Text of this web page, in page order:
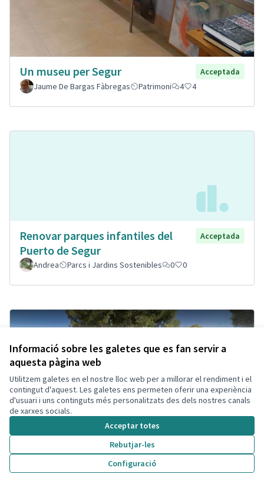
Informació sobre les galetes que es fan servir a
aquesta pàgina web
Utilitzem galetes en el nostre lloc web per a millorar el rendiment i el
contingut d'aquest. Les galetes ens permeten oferir una experiència
d'usuari i uns continguts més personalitzats des dels nostres canals
de xarxes socials.
Acceptar totes
Rebutjar-les
Configuració
Un museu per Segur
Acceptada
Jaume De Bargas Fàbregas
Patrimoni 4 4
Renovar parques infantiles del
Puerto de Segur
Acceptada
Andrea Parcs i Jardins Sostenibles 0 0
Ganar visibilidad estación Segur,